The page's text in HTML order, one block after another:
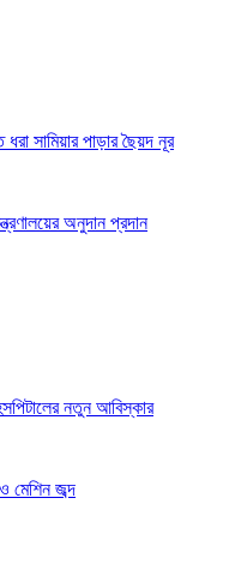
ধরা সামিয়ার পাড়ার ছৈয়দ নূর
অনুদান প্রদান
নতুন আবিস্কার
মেশিন জব্দ